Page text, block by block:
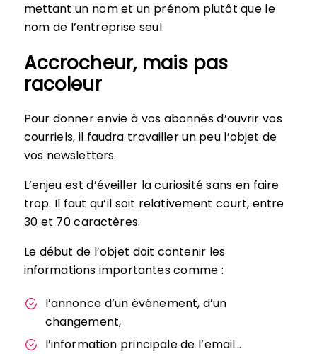
mettant un nom et un prénom plutôt que le
nom de l’entreprise seul.
Accrocheur, mais pas
racoleur
Pour donner envie à vos abonnés d’ouvrir vos
courriels, il faudra travailler un peu l’objet de
vos newsletters.
L’enjeu est d’éveiller la curiosité sans en faire
trop. Il faut qu’il soit relativement court, entre
30 et 70 caractères.
Le début de l’objet doit contenir les
informations importantes comme :
l’annonce d’un événement, d’un
changement,
l’information principale de l’email…